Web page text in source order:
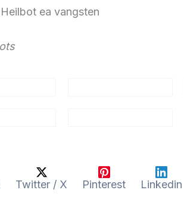
ea vangsten
Twitter / X Pinterest Linkedin